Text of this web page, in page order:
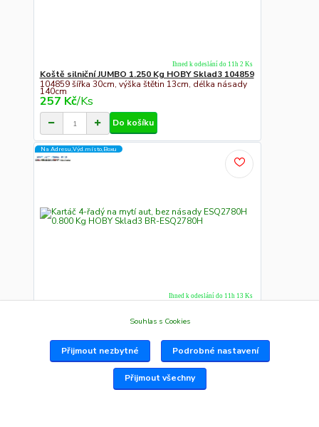
Koště silniční JUMBO 1.250 Kg HOBY Sklad3 104859
104859 šířka 30cm, výška štětin 13cm, délka násady
140cm
257 Kč/Ks
Ihned k odeslání do 11h 2 Ks
Do košíku
Na Adresu,Výd.místo,Boxu
0.800 Kg HOBY Sklad3 BR-ESQ2780H
BR-ESQ2780H Kartáč 4-řadý na mytí aut, bez násady
261 Kč/Ks
Ihned k odeslání do 11h 13 Ks
Do košíku
Souhlas s Cookies
Přijmout nezbytné Podrobné nastavení
Přijmout všechny